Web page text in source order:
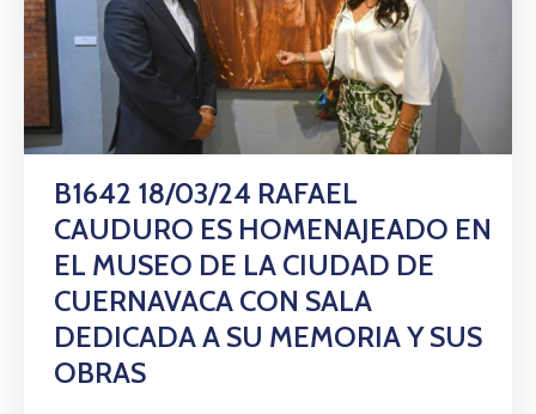
B1642 18/03/24 RAFAEL
CAUDURO ES HOMENAJEADO EN
EL MUSEO DE LA CIUDAD DE
CUERNAVACA CON SALA
DEDICADA A SU MEMORIA Y SUS
OBRAS